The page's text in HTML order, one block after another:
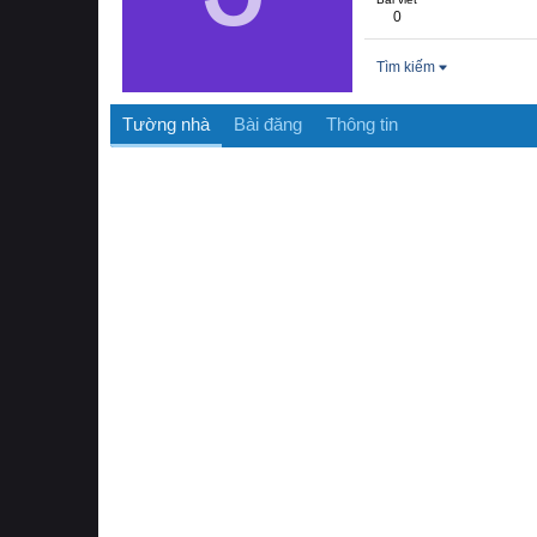
0
Tìm kiếm
Tường nhà Bài đăng Thông tin